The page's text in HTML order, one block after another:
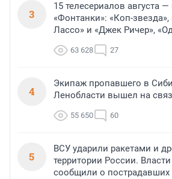
3
15 телесериалов августа
«Фонтанки»: «Коп-
Лассо» и «Джек Ричер»,
63 628 27
4
Экипаж пропавшего в
Ленобласти вышел на
55 650 60
5
ВСУ ударили ракетами и
территории России.
сообщили о пострадавших